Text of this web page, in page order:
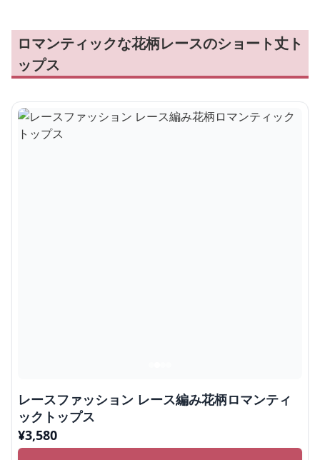
ロマンティックな花柄レースのショート丈ト
ップス
レースファッション レース編み花柄ロマンティ
ックトップス
¥3,580